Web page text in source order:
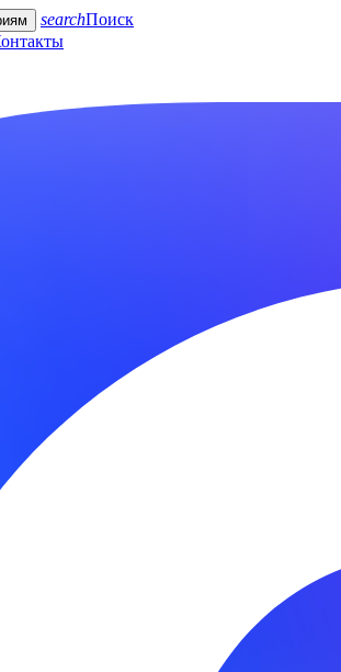
searchПоиск